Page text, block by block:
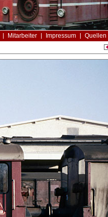
Mitarbeiter Impressum Quellen